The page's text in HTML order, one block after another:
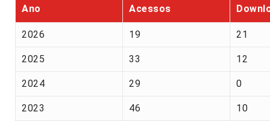
Ano Acessos
2026 19 21
2025 33 12
2024 29 0
2023 46 10